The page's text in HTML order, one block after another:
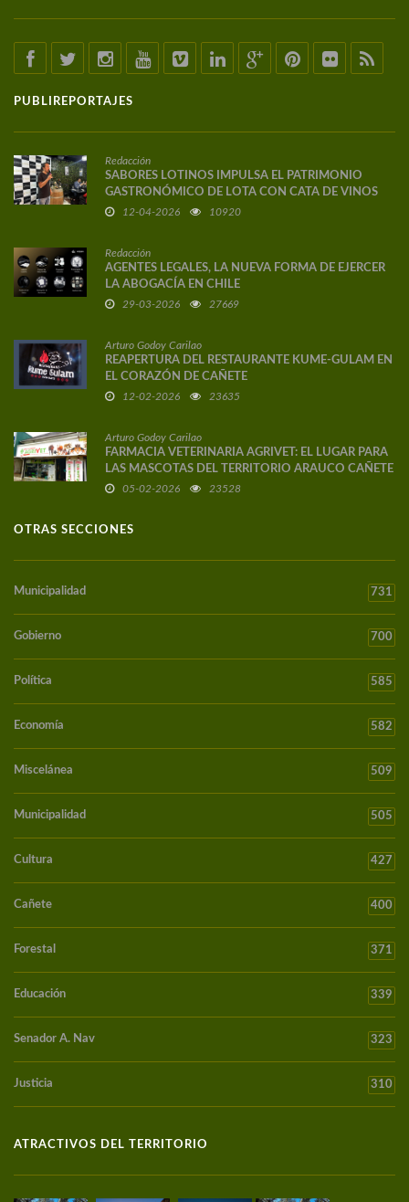
PUBLIREPORTAJES
Redacción
SABORES LOTINOS IMPULSA EL PATRIMONIO
GASTRONÓMICO DE LOTA CON CATA DE VINOS
DE AUTOR
12-04-2026 10920
Redacción
AGENTES LEGALES, LA NUEVA FORMA DE EJERCER
LA ABOGACÍA EN CHILE
29-03-2026 27669
Arturo Godoy Carilao
REAPERTURA DEL RESTAURANTE KUME-GULAM EN
EL CORAZÓN DE CAÑETE
12-02-2026 23635
Arturo Godoy Carilao
FARMACIA VETERINARIA AGRIVET: EL LUGAR PARA
LAS MASCOTAS DEL TERRITORIO ARAUCO CAÑETE
05-02-2026 23528
OTRAS SECCIONES
Municipalidad 731
Gobierno 700
Política 585
Economía 582
Miscelánea 509
Municipalidad 505
Cultura 427
Cañete 400
Forestal 371
Educación 339
Senador A. Nav 323
Justicia 310
ATRACTIVOS DEL TERRITORIO